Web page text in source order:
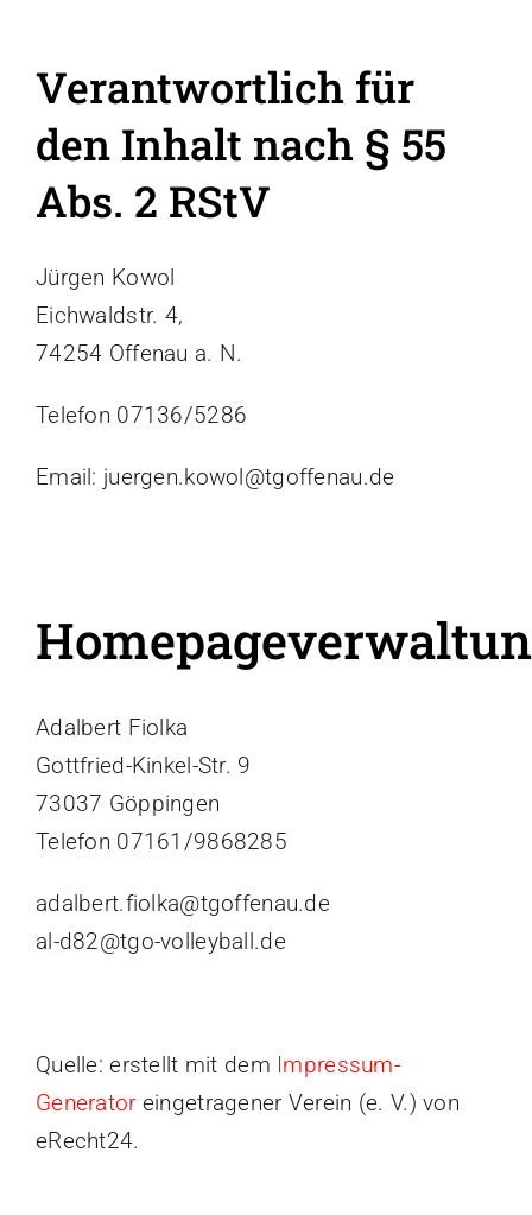
Verantwortlich für
den Inhalt nach § 55
Abs. 2 RStV
Jürgen Kowol
Eichwaldstr. 4,
74254 Offenau a. N.
Telefon 07136/5286
Email: juergen.kowol@tgoffenau.de
Adalbert Fiolka
Gottfried-Kinkel-Str. 9
73037 Göppingen
Telefon 07161/9868285
adalbert.fiolka@tgoffenau.de
al-d82@tgo-volleyball.de
Quelle: erstellt mit dem Impressum-
Generatoreingetragener Verein (e. V.) von
eRecht24.